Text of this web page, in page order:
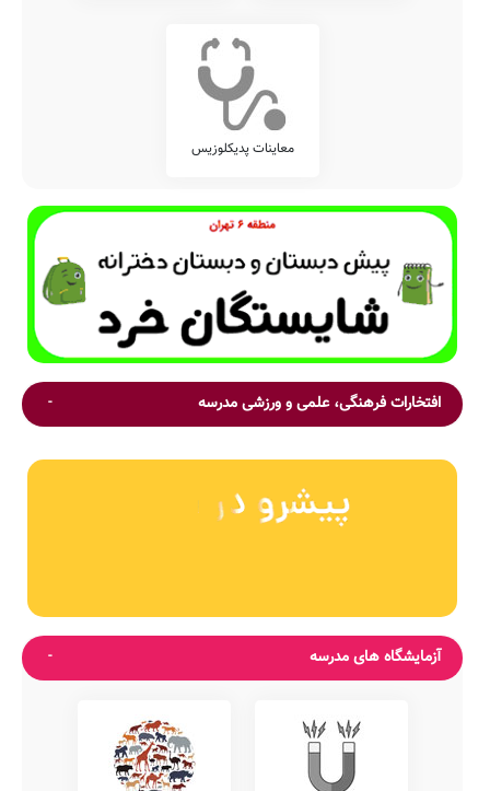
معاینات پدیکلوزیس
افتخارات فرهنگی، علمی و ورزشی مدرسه
آزمایشگاه های مدرسه